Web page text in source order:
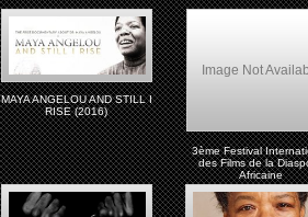
MAYA ANGELOU AND STILL I
RISE (2016)
Image Not
3ème Festival
des Films de la
Africaine